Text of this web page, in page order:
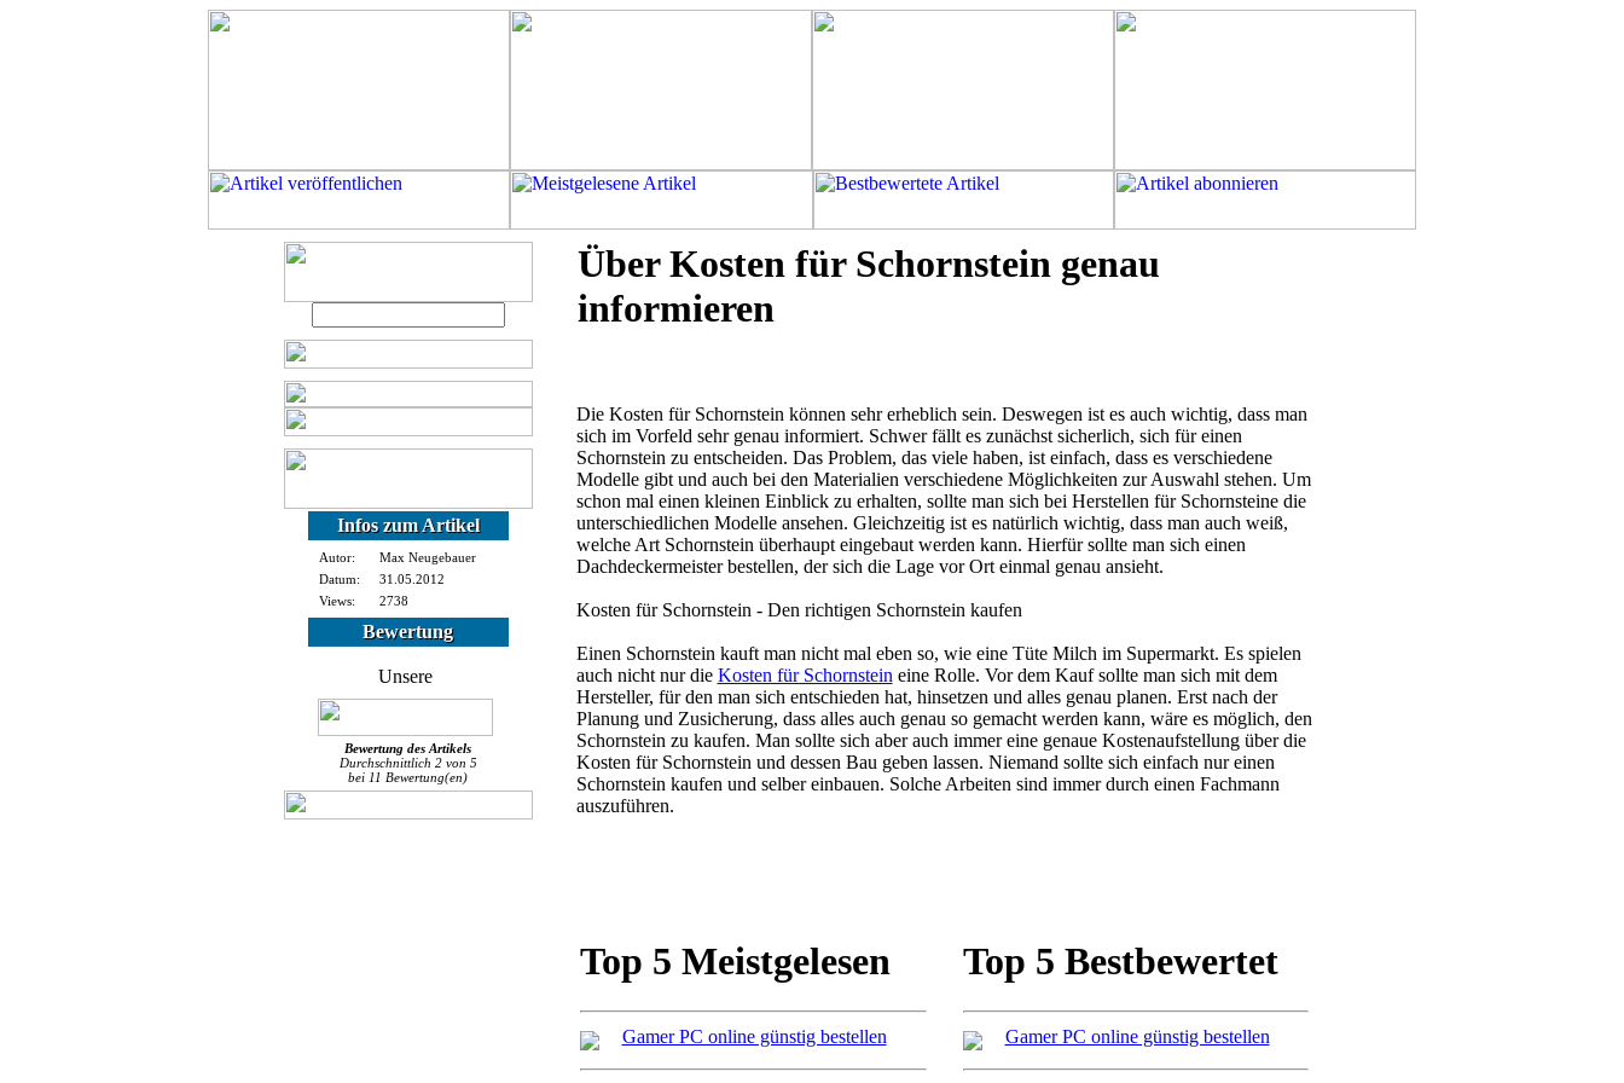
Infos zum Artikel
Autor:
Max Neugebauer
Datum:
31.05.2012
Views:
2738
Bewertung
Bewertung des Artikels
Durchschnittlich 2von 5
bei 11 Bewertung(en)
Über Kosten für Schornstein genau
informieren
Die Kosten für Schornstein können sehr erheblich sein. Deswegen ist es auch wichtig, dass man
sich im Vorfeld sehr genau informiert. Schwer fällt es zunächst sicherlich, sich für einen
Schornstein zu entscheiden. Das Problem, das viele haben, ist einfach, dass es verschiedene
Modelle gibt und auch bei den Materialien verschiedene Möglichkeiten zur Auswahl stehen. Um
schon mal einen kleinen Einblick zu erhalten, sollte man sich bei Herstellen für Schornsteine die
unterschiedlichen Modelle ansehen. Gleichzeitig ist es natürlich wichtig, dass man auch weiß,
welche Art Schornstein überhaupt eingebaut werden kann. Hierfür sollte man sich einen
Dachdeckermeister bestellen, der sich die Lage vor Ort einmal genau ansieht.
Kosten für Schornstein - Den richtigen Schornstein kaufen
Einen Schornstein kauft man nicht mal eben so, wie eine Tüte Milch im Supermarkt. Es spielen
auch nicht nur die Kosten für Schornstein eine Rolle. Vor dem Kauf sollte man sich mit dem
Hersteller, für den man sich entschieden hat, hinsetzen und alles genau planen. Erst nach der
Planung und Zusicherung, dass alles auch genau so gemacht werden kann, wäre es möglich, den
Schornstein zu kaufen. Man sollte sich aber auch immer eine genaue Kostenaufstellung über die
Kosten für Schornstein und dessen Bau geben lassen. Niemand sollte sich einfach nur einen
Schornstein kaufen und selber einbauen. Solche Arbeiten sind immer durch einen Fachmann
auszuführen.
Top 5 Meistgelesen
Gamer PC online günstig bestellen
Top 5 Bestbewertet
Gamer PC online günstig bestellen